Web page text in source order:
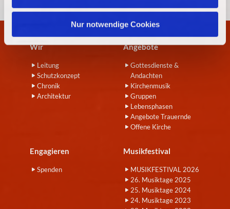
l
Nur notwendige Cookies
Wir
Leitung
Schutzkonzept
Chronik
Architektur
Angebote
Gottesdienste &
Andachten
Kirchenmusik
Gruppen
Lebensphasen
Angebote Trauernde
Offene Kirche
Engagieren
Spenden
Musikfestival
MUSIKFESTIVAL 2026
26. Musiktage 2025
25. Musiktage 2024
24. Musiktage 2023